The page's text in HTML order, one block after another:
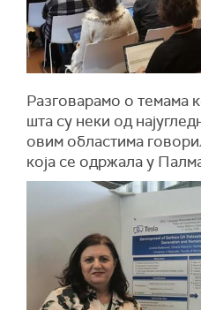
Разговарамо о темама
шта су неки од
овим областима
која се одржала у